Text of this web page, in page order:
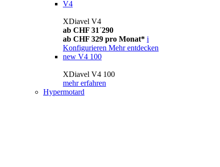
V4
XDiavel V4
ab CHF 31´290
ab CHF 329 pro Monat* i
Konfigurieren Mehr entdecken
new V4 100
XDiavel V4 100
mehr erfahren
Hypermotard